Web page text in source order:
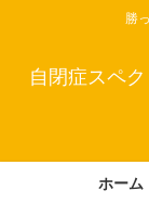
勝
自閉症スペ
ホーム